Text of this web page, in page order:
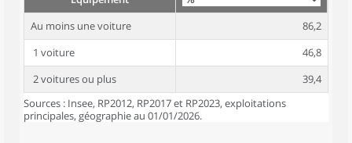
Au moins une voiture
86,2
1 voiture
46,8
2 voitures ou plus
39,4
Sources : Insee, RP2012, RP2017 et RP2023, exploitations
principales, géographie au 01/01/2026.